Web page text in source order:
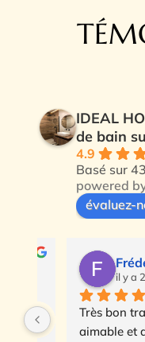
IDEAL
de bain
4.9
Basé sur
powered
évaluez-
Frédéric
il y a 2 ans
Très bon
aimable et